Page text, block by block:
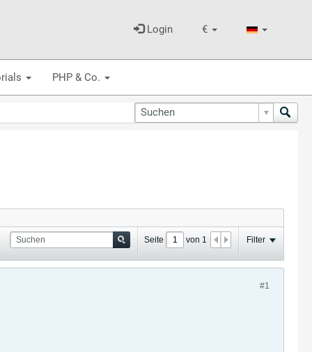
€
Login
PHP & Co.
Seite von 1 Filter
#1